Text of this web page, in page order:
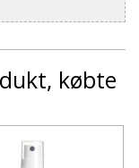
købte